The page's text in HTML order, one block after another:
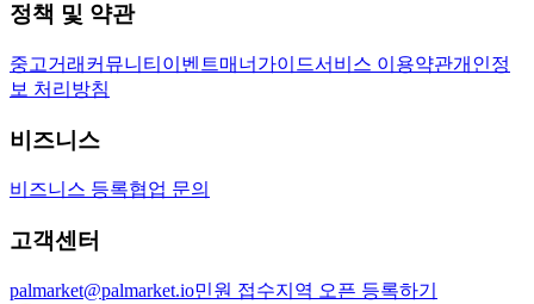
정책 및 약관
중고거래 커뮤니티 이벤트매너가이드서비스 이용약관개인정
보 처리방침
비즈니스
비즈니스 등록협업 문의
고객센터
palmarket@palmarket.io민원 접수지역 오픈 등록하기